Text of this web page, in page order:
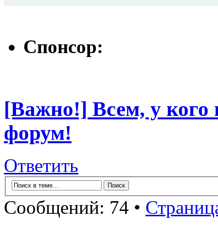
Спонсор:
[Важно!] Всем, у кого
форум!
Ответить
Сообщений: 74 •